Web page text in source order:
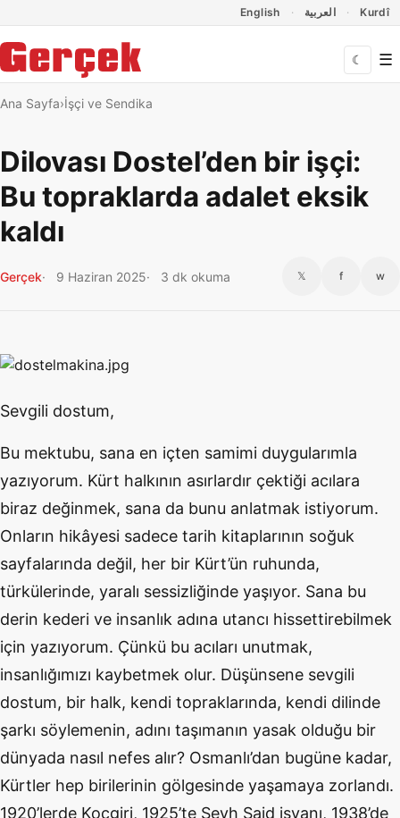
English العربية Kurdî
☾ ☰
Ana Sayfa İşçi ve Sendika
Dilovası Dostel’den bir işçi:
Bu topraklarda adalet eksik
kaldı
Gerçek 9 Haziran 2025 3 dk okuma 𝕏 f w
Sevgili dostum,
Bu mektubu, sana en içten samimi duygularımla
yazıyorum. Kürt halkının asırlardır çektiği acılara
biraz değinmek, sana da bunu anlatmak istiyorum.
Onların hikâyesi sadece tarih kitaplarının soğuk
sayfalarında değil, her bir Kürt’ün ruhunda,
türkülerinde, yaralı sessizliğinde yaşıyor. Sana bu
derin kederi ve insanlık adına utancı hissettirebilmek
için yazıyorum. Çünkü bu acıları unutmak,
insanlığımızı kaybetmek olur. Düşünsene sevgili
dostum, bir halk, kendi topraklarında, kendi dilinde
şarkı söylemenin, adını taşımanın yasak olduğu bir
dünyada nasıl nefes alır? Osmanlı’dan bugüne kadar,
Kürtler hep birilerinin gölgesinde yaşamaya zorlandı.
1920’lerde Koçgiri, 1925’te Şeyh Said isyanı, 1938’de